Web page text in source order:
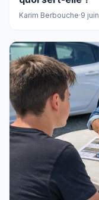
Karim Berbouche·9